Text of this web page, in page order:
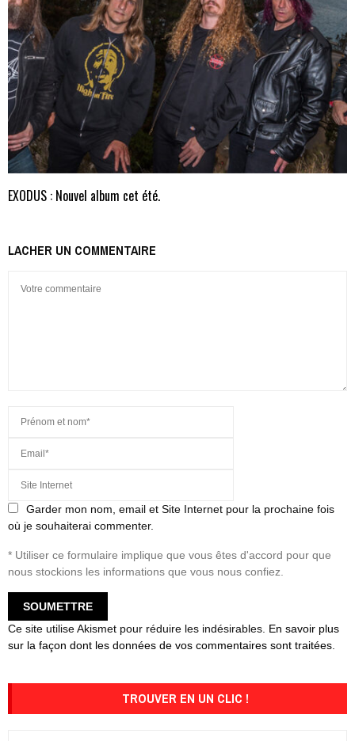
EXODUS : Nouvel album cet été.
LACHER UN COMMENTAIRE
Garder mon nom, email et Site Internet pour la prochaine fois
où je souhaiterai commenter.
* Utiliser ce formulaire implique que vous êtes d'accord pour que
nous stockions les informations que vous nous confiez.
Ce site utilise Akismet pour réduire les indésirables. En savoir plus
sur la façon dont les données de vos commentaires sont traitées.
TROUVER EN UN CLIC !